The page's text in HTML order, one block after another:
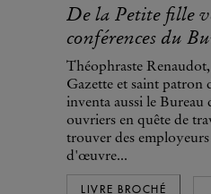
De la Petite fille
conférences du
Théophraste
Gazette et saint patron
inventa aussi le Bureau
ouvriers en quête de
trouver des
d'œuvre...
LIVRE BROCHÉ